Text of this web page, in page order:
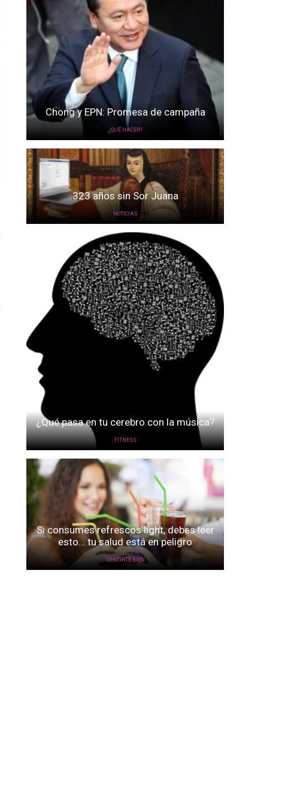
Chong y EPN: Promesa de campaña
¿QUÉ HACER?
323 años sin Sor Juana
NOTICIAS
¿Qué pasa en tu cerebro con la música?
FITNESS
Si consumes refrescos light, debes leer
esto… tu salud está en peligro
SENTIRTE BIEN